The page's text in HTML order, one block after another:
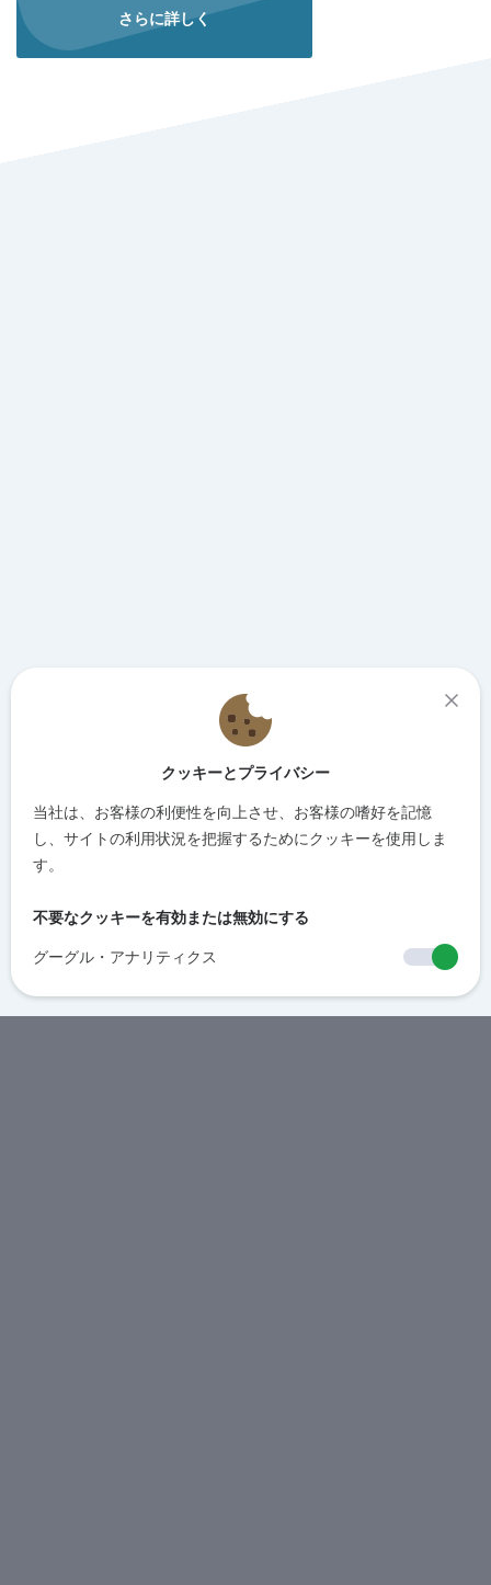
さらに詳しく
クッキーとプライバシー
当社は、お客様の利便性を向上させ、お客様の嗜好を記憶
し、サイトの利用状況を把握するためにクッキーを使用しま
す。
不要なクッキーを有効または無効にする
グーグル・アナリティクス